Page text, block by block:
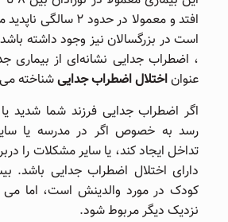
افتد و معمولا در حدود
است در بزرگسالان نیز وجود داشته
، اضطراب جدایی نشانه‌ای از
عنواناختلال اضطراب جداییشناخته
اگر اضطراب جدایی فرزند شما شدید
رسد به خصوص اگر در مدرسه یا سایر
تداخل ایجاد کند، یا سایر مشکلات را
دارای اختلال اضطراب جدایی باشد.
کودک در مورد والدینش است، اما می
نزدیک دیگر مربوط شود.